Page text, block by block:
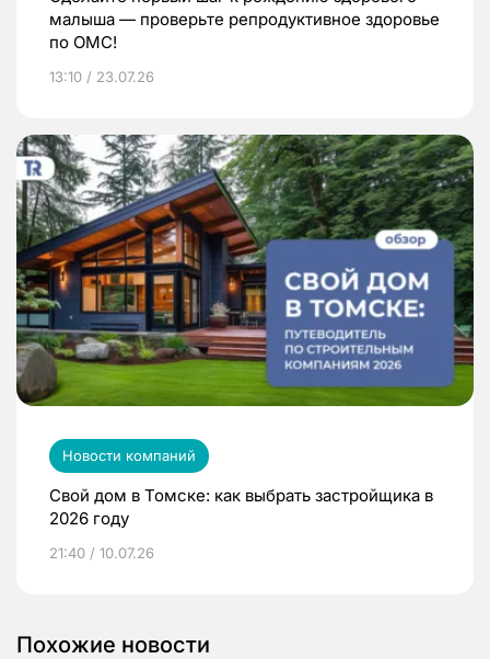
малыша — проверьте репродуктивное здоровье
по ОМС!
13:10 / 23.07.26
Новости компаний
Свой дом в Томске: как выбрать застройщика в
2026 году
21:40 / 10.07.26
Похожие новости